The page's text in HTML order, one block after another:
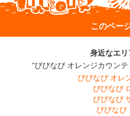
このペー
身近なエ
"びびなび オレンジカウン
びびなび オレ
びびなび
びびなび
びびなび